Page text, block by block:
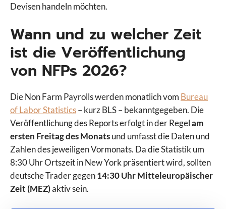
Devisen handeln möchten.
Wann und zu welcher Zeit
ist die Veröffentlichung
von NFPs 2026?
Die Non Farm Payrolls werden monatlich vom Bureau
of Labor Statistics– kurz BLS – bekanntgegeben. Die
Veröffentlichung des Reports erfolgt in der Regelam
ersten Freitag des Monatsund umfasst die Daten und
Zahlen des jeweiligen Vormonats. Da die Statistik um
8:30 Uhr Ortszeit in New York präsentiert wird, sollten
deutsche Trader gegen14:30 Uhr Mitteleuropäischer
Zeit (MEZ)aktiv sein.